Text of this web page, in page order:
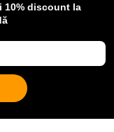
10% discount la